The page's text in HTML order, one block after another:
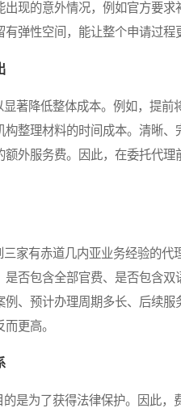
现的意外情况，例如官方要
弹性空间，能让整个申请过程
降低整体成本。例如，提前
构整理材料的时间成本。清晰
外服务费。因此，在委托代
有赤道几内亚业务经验的代
否包含全部官费、是否包含
、预计办理周期多长、后续
更高。
为了获得法律保护。因此，